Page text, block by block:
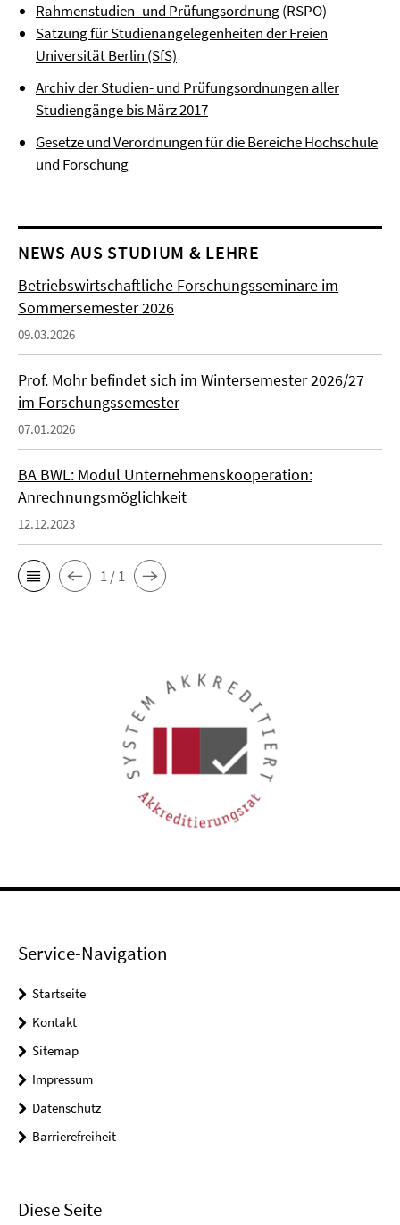
Rahmenstudien- und Prüfungsordnung(RSPO)
Satzung für Studienangelegenheiten der Freien
Universität Berlin (SfS)
Archiv der Studien- und Prüfungsordnungen aller
Studiengänge bis März 2017
Gesetze und Verordnungen für die Bereiche Hochschule
und Forschung
NEWS AUS STUDIUM & LEHRE
Betriebswirtschaftliche Forschungsseminare im
Sommersemester 2026
09.03.2026
Prof. Mohr befindet sich im Wintersemester 2026/27
im Forschungssemester
07.01.2026
BA BWL: Modul Unternehmenskooperation:
Anrechnungsmöglichkeit
12.12.2023
1 / 1
Service-Navigation
Startseite
Kontakt
Sitemap
Impressum
Datenschutz
Barrierefreiheit
Diese Seite